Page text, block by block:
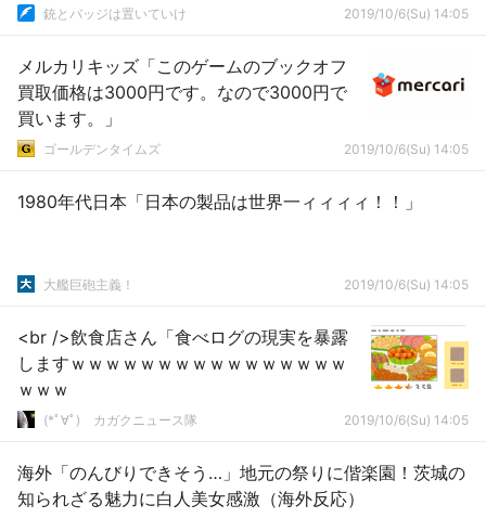
銃とバッジは置いていけ 2019/10/6(Su) 14:05
メルカリキッズ「このゲームのブックオフ
買取価格は3000円です。なので3000円で
買います。」
ゴールデンタイムズ 2019/10/6(Su) 14:05
1980年代日本「日本の製品は世界一ィィィィ！！」
大艦巨砲主義！ 2019/10/6(Su) 14:05
<br />飲食店さん「食べログの現実を暴露
しますｗｗｗｗｗｗｗｗｗｗｗｗｗｗｗｗ
ｗｗｗ
(*ﾟ∀ﾟ)ゞカガクニュース隊 2019/10/6(Su) 14:05
海外「のんびりできそう…」地元の祭りに偕楽園！茨城の
知られざる魅力に白人美女感激（海外反応）